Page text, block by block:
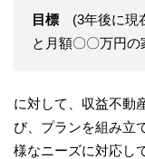
目標 (3年後に現
と月額〇〇万円
に対して、収益不動
び、プランを組み立
様なニーズに対応し